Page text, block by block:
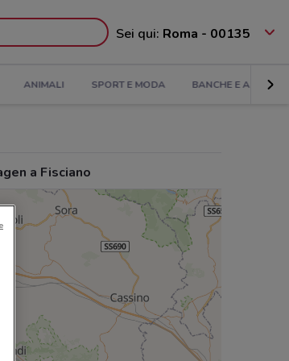
Sei qui: Roma - 00135
ANIMALI SPORT E MODA BANCHE E
a Fisciano